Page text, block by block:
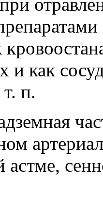
и как
п.
астме,